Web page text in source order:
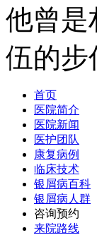
他曾是
伍的步
首页
医院简介
医院新闻
医护团队
康复病例
临床技术
银屑病百科
银屑病人群
咨询预约
来院路线